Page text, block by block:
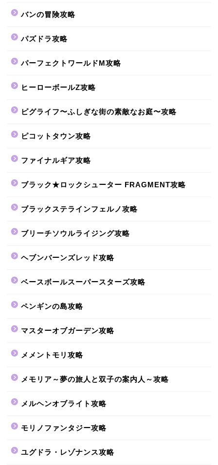
バンの冒険攻略
パズドラ攻略
パーフェクトワールドM攻略
ヒーローボールZ攻略
ピグライフ〜ふしぎな街の素敵なお庭〜攻略
ピコットタウン攻略
ファイナルギア攻略
ブラック★ロックシューター FRAGMENT攻略
ブラックステラインフェルノ攻略
ブリーチソウルライジング攻略
ヘブンバーンズレッド攻略
ベースボールスーパースターズ攻略
ペンギンの島攻略
マスターオブガーデン攻略
メメントモリ攻略
メモリア～夢の旅人と双子の案内人～攻略
メルヘンオブライト攻略
モリノファンタジー攻略
ユグドラ・レゾナンス攻略